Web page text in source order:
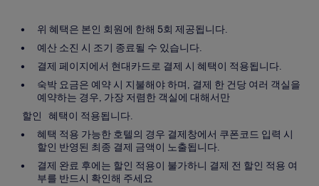
스
사
갤
위 혜택은 본인 회원에 한해 5회 제공됩니다.
예산 소진 시 조기 종료될 수 있습니다.
결제 페이지에서 현대카드로 결제 시 혜택이 적용됩니다.
숙박 요금은 예약 시 지불해야 하며, 결제 한 건당 여러 객실을
예약하는 경우, 가장 저렴한 객실에 대해서만
할인 혜택이 적용됩니다.
혜택 적용 가능한 호텔의 경우 결제창에서 쿠폰코드 입력 시
할인 반영된 최종 결제 금액이 노출됩니다.
결제 완료 후에는 할인 적용이 불가하니 결제 전 할인 적용 여
부를 반드시 확인해 주세요